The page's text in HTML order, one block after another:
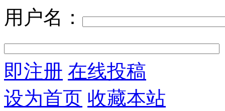
用户名：
即注册 在线投稿
设为首页 收藏本站